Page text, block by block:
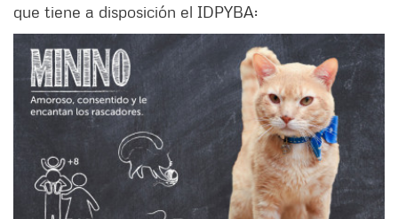
que tiene a disposición el IDPYBA: